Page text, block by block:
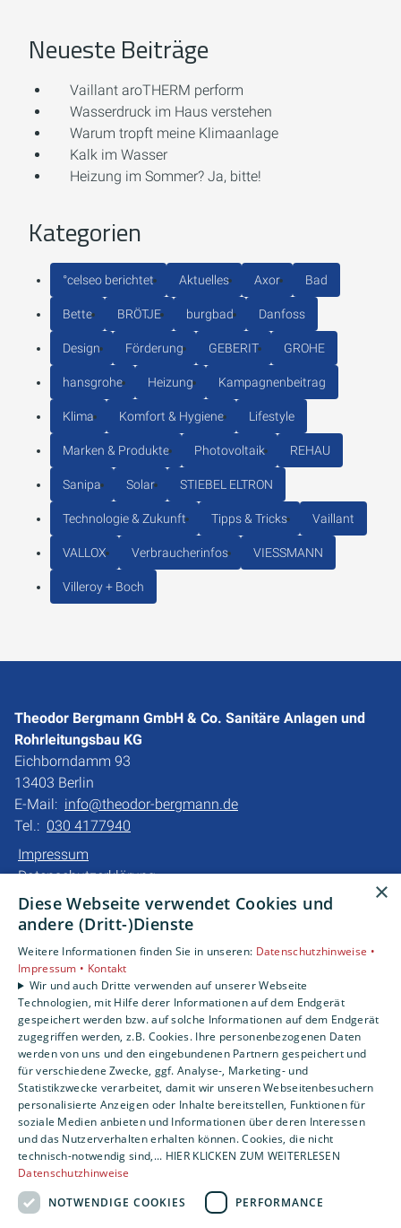
Neueste Beiträge
Vaillant aroTHERM perform
Wasserdruck im Haus verstehen
Warum tropft meine Klimaanlage
Kalk im Wasser
Heizung im Sommer? Ja, bitte!
Kategorien
°celseo berichtet Aktuelles Axor Bad
Bette BRÖTJE burgbad Danfoss
Design Förderung GEBERIT GROHE
hansgrohe Heizung Kampagnenbeitrag
Klima Komfort & Hygiene Lifestyle
Marken & Produkte Photovoltaik REHAU
Sanipa Solar STIEBEL ELTRON
Technologie & Zukunft Tipps & Tricks Vaillant
VALLOX Verbraucherinfos VIESSMANN
Villeroy + Boch
Theodor Bergmann GmbH & Co. Sanitäre Anlagen und
Rohrleitungsbau KG
Eichborndamm 93
13403 Berlin
E-Mail: info@theodor-bergmann.de
Tel.: 030 4177940
Impressum
Datenschutzerklärung
Barrierefreiheitserklärung
Privatkunden
Gewerbekunden
Karriere
Unternehmen
×
Diese Webseite verwendet Cookies und
andere (Dritt-)Dienste
Weitere Informationen finden Sie in unseren: Datenschutzhinweise •
Impressum • Kontakt
Wir und auch Dritte verwenden auf unserer Webseite
Technologien, mit Hilfe derer Informationen auf dem Endgerät
gespeichert werden bzw. auf solche Informationen auf dem Endgerät
zugegriffen werden, z.B. Cookies. Ihre personenbezogenen Daten
werden von uns und den eingebundenen Partnern gespeichert und
für verschiedene Zwecke, ggf. Analyse-, Marketing- und
Statistikzwecke verarbeitet, damit wir unseren Webseitenbesuchern
personalisierte Anzeigen oder Inhalte bereitstellen, Funktionen für
soziale Medien anbieten und Informationen über deren Interessen
und das Nutzerverhalten erhalten können. Cookies, die nicht
technisch-notwendig sind,... HIER KLICKEN ZUM WEITERLESEN
Datenschutzhinweise
NOTWENDIGE COOKIES
PERFORMANCE